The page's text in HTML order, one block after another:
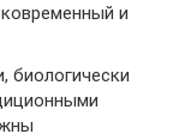
и
биологически